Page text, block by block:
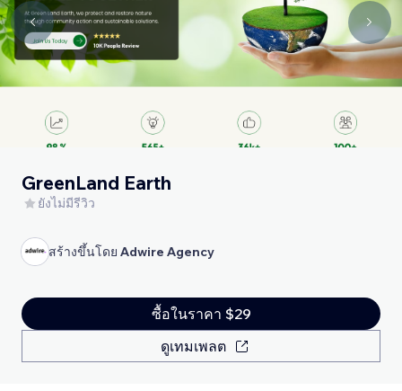
GreenLand Earth
ยังไม่มีรีวิว
สร้างขึ้นโดย Adwire Agency
ซื้อในราคา $29
ดูเทมเพลต